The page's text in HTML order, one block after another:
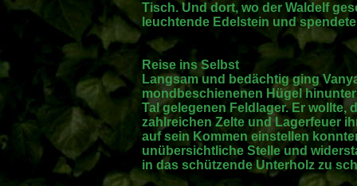
Tisch. Und dort, wo der Waldelf
leuchtende Edelstein und
Reise ins Selbst
Langsam und bedächtig ging
mondbeschienenen Hügel
Tal gelegenen Feldlager. Er wollte,
zahlreichen Zelte und Lagerfeuer
auf sein Kommen einstellen
unübersichtliche Stelle und
in das schützende Unterholz zu